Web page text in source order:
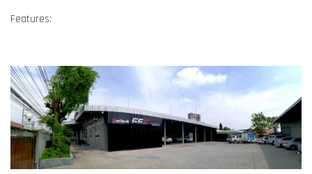
Features: